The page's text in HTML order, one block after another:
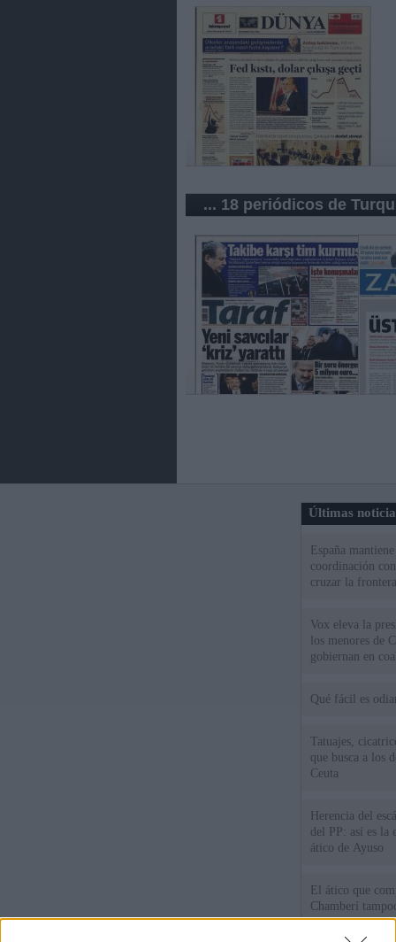
... 18 periódicos de
Últimas
España
coordinación
cruzar la
Vox eleva la
los menores de
gobiernan en
Qué fácil es
Tatuajes,
que busca a los
Ceuta
Herencia del
del PP: así es la
ático de Ayuso
El ático que
Chamberí
prohíbe la